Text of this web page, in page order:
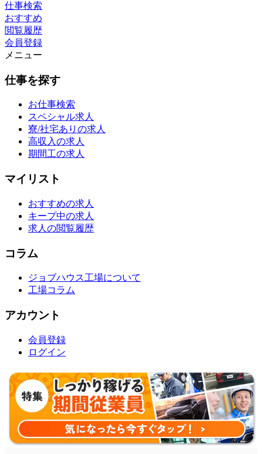
仕事検索
おすすめ
閲覧履歴
会員登録
メニュー
仕事を探す
お仕事検索
スペシャル求人
寮/社宅ありの求人
高収入の求人
期間工の求人
マイリスト
おすすめの求人
キープ中の求人
求人の閲覧履歴
コラム
ジョブハウス工場について
工場コラム
アカウント
会員登録
ログイン